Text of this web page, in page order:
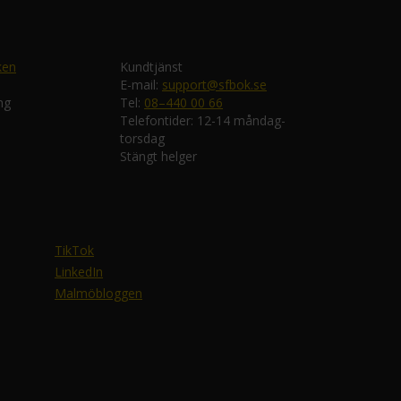
Kundtjänst
E-mail: support@sfbok.se
Tel: 08–440 00 66
Telefontider: 12-14 måndag-
torsdag
Stängt helger
TikTok
LinkedIn
Malmöbloggen